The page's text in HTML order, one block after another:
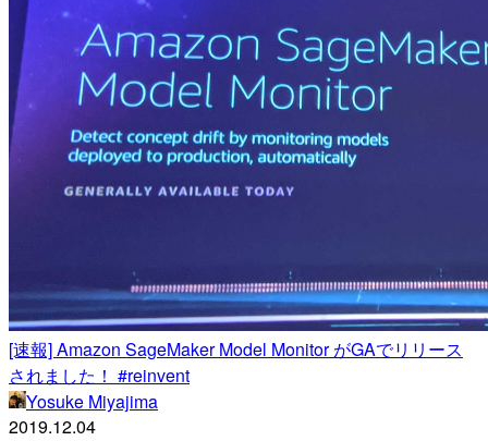
[速報] Amazon SageMaker Model Monitor がGAでリリース
されました！ #reinvent
Yosuke Miyajima
2019.12.04